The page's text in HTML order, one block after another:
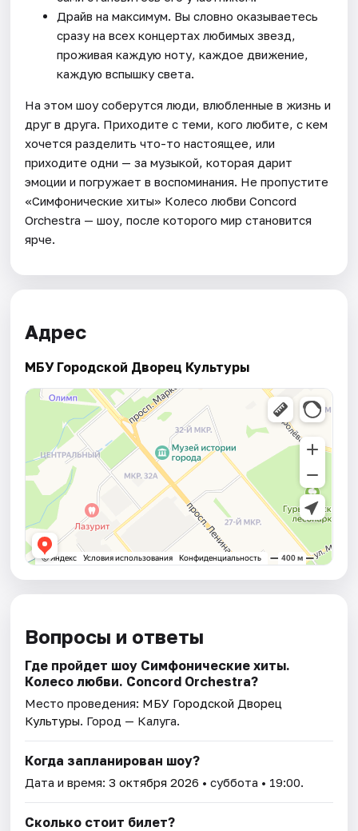
Драйв на максимум. Вы словно оказываетесь
сразу на всех концертах любимых звезд,
проживая каждую ноту, каждое движение,
каждую вспышку света.
На этом шоу соберутся люди, влюбленные в жизнь и
друг в друга. Приходите с теми, кого любите, с кем
хочется разделить что-то настоящее, или
приходите одни — за музыкой, которая дарит
эмоции и погружает в воспоминания. Не пропустите
«Симфонические хиты» Колесо любви Concord
Orchestra — шоу, после которого мир становится
ярче.
Адрес
МБУ Городской Дворец Культуры
Вопросы и ответы
Где пройдет шоу Симфонические хиты.
Колесо любви. Concord Orchestra?
Место проведения: МБУ Городской Дворец
Культуры. Город — Калуга.
Когда запланирован шоу?
Дата и время:3 октября 2026 • суббота • 19:00.
Сколько стоит билет?